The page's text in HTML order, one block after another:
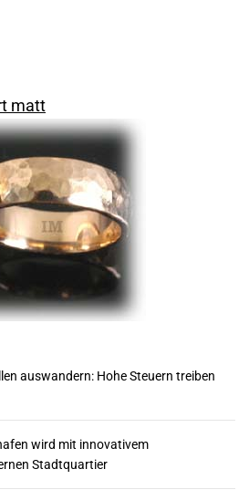
matt
auswandern: Hohe Steuern treiben
wird mit innovativem
Stadtquartier